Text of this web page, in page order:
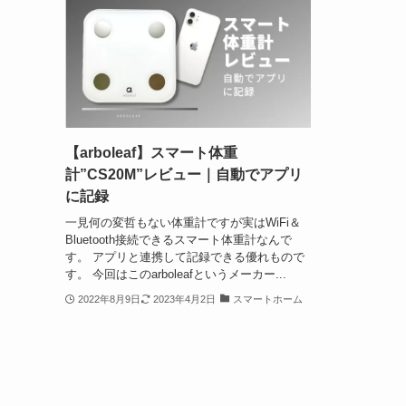
【arboleaf】スマート体重
計”CS20M”レビュー｜自動でアプリ
に記録
一見何の変哲もない体重計ですが実はWiFi＆
Bluetooth接続できるスマート体重計なんで
す。 アプリと連携して記録できる優れもので
す。 今回はこのarboleafというメーカー...
2022年8月9日 2023年4月2日 スマートホーム